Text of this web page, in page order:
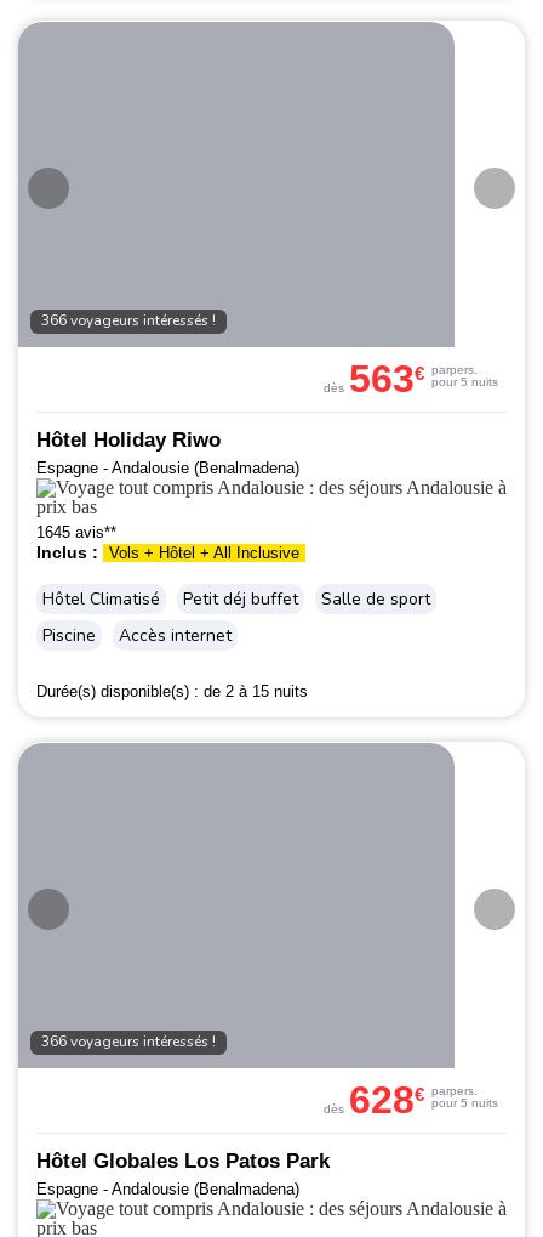
366 voyageurs intéressés !
Hôtel Holiday Riwo
Espagne - Andalousie (Benalmadena)
1645 avis**
Inclus : Vols + Hôtel + All Inclusive
Hôtel Climatisé Petit déj buffet
Salle de sport
Piscine
Accès internet
Durée(s) disponible(s) : de 2 à 15 nuits
dès 563€ parpers.
pour 5 nuits
366 voyageurs intéressés !
Hôtel Globales Los Patos Park
Espagne - Andalousie (Benalmadena)
dès 628€ parpers.
pour 5 nuits